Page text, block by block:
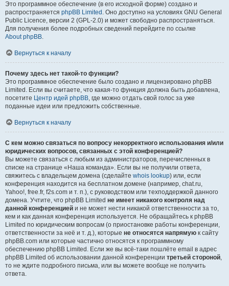
Это программное обеспечение (в его исходной форме) создано и
распространяется phpBB Limited . Оно доступно на условиях GNU General
Public Licence, версии 2 (GPL-2.0) и может свободно распространяться.
Для получения более подробных сведений перейдите по ссылке
About phpBB.
Вернуться к началу
Почему здесь нет такой-то функции?
Это программное обеспечение было создано и лицензировано phpBB
Limited. Если вы считаете, что какая-то функция должна быть добавлена,
посетите Центр идей phpBB, где можно отдать свой голос за уже
поданные идеи или предложить собственные.
Вернуться к началу
С кем можно связаться по вопросу некорректного использования и/или
юридических вопросов, связанных с этой конференцией?
Вы можете связаться с любым из администраторов, перечисленных в
списке на странице «Наша команда». Если вы не получили ответа,
свяжитесь с владельцем домена (сделайте whois lookup) или, если
конференция находится на бесплатном домене (например, chat.ru,
Yahoo!, free.fr, f2s.com и т. п.), с руководством или техподдержкой данного
домена. Учтите, что phpBB Limited не имеет никакого контроля над
данной конференцией и не может нести никакой ответственности за то,
кем и как данная конференция используется. Не обращайтесь к phpBB
Limited по юридическим вопросам (о приостановке работы конференции,
ответственности за неё и т. д.), которые не относятся напрямую к сайту
phpBB.com или которые частично относятся к программному
обеспечению phpBB Limited. Если же вы всё-таки пошлёте email в адрес
phpBB Limited об использовании данной конференции третьей стороной,
то не ждите подробного письма, или вы можете вообще не получить
ответа.